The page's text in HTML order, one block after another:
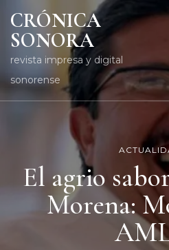
CRÓNICA
SONORA
revista impresa y digital
sonorense
El agrio
Morena: